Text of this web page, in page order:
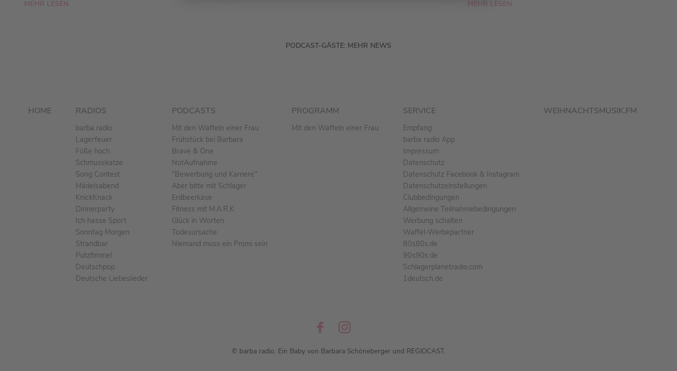
MEHR LESEN MEHR LESEN
PODCAST-GÄSTE: MEHR NEWS
HOME RADIOS
barba radio
Lagerfeuer
Füße hoch
Schmusekatze
Song Contest
Mädelsabend
KnickKnack
Dinnerparty
Ich hasse Sport
Sonntag Morgen
Strandbar
Putzfimmel
Deutschpop
Deutsche Liebeslieder
PODCASTS
Mit den Waffeln einer Frau
Frühstück bei Barbara
Brave & One
NotAufnahme
"Bewerbung und Karriere"
Aber bitte mit Schlager
Erdbeerkäse
Fitness mit M.A.R.K
Glück in Worten
Todesursache
Niemand muss ein Promi sein
PROGRAMM
Mit den Waffeln einer Frau
SERVICE
Empfang
barba radio App
Impressum
Datenschutz
Datenschutz Facebook & Instagram
Datenschutzeinstellungen
Clubbedingungen
Allgemeine Teilnahmebedingungen
Werbung schalten
Waffel-Werbepartner
80s80s.de
90s90s.de
Schlagerplanetradio.com
1deutsch.de
WEIHNACHTSMUSIK.FM
© barba radio. Ein Baby von Barbara Schöneberger und REGIOCAST.